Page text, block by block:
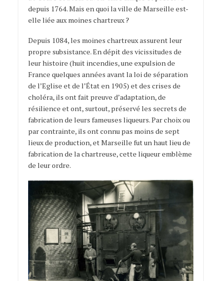
depuis 1764. Mais en quoi la ville de Marseille est-
elle liée aux moines chartreux ?
Depuis 1084, les moines chartreux assurent leur
propre subsistance. En dépit des vicissitudes de
leur histoire (huit incendies, une expulsion de
France quelques années avant la loi de séparation
de l’Eglise et de l’État en 1905) et des crises de
choléra, ils ont fait preuve d’adaptation, de
résilience et ont, surtout, préservé les secrets de
fabrication de leurs fameuses liqueurs. Par choix ou
par contrainte, ils ont connu pas moins de sept
lieux de production, et Marseille fut un haut lieu de
fabrication de la chartreuse, cette liqueur emblème
de leur ordre.